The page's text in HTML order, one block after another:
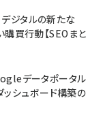
デジタルの新たな
購買行動【SEOまと
データポータル
シュボード構築の